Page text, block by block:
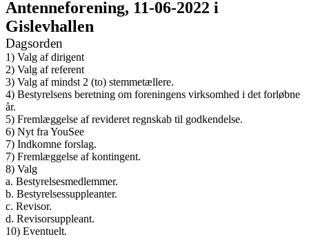
Antenneforening, 11-06-2022 i
Gislevhallen
Dagsorden
1) Valg af dirigent
2) Valg af referent
3) Valg af mindst 2 (to) stemmetællere.
4) Bestyrelsens beretning om foreningens virksomhed i det forløbne
år.
5) Fremlæggelse af revideret regnskab til godkendelse.
6) Nyt fra YouSee
7) Indkomne forslag.
7) Fremlæggelse af kontingent.
8) Valg
a. Bestyrelsesmedlemmer.
b. Bestyrelsessuppleanter.
c. Revisor.
d. Revisorsuppleant.
10) Eventuelt.